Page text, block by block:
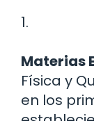
1.
Materias
Física y
en los